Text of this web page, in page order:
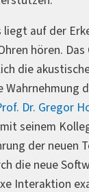
liegt auf der
hören. Das
die
Wahrnehmung
Dr. Gregor
seinem
der neuen
die neue
Interaktion